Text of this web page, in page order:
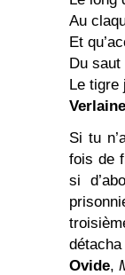
Au
Et
Du saut
Le tigre
Verlaine
Si tu
fois de
si
Ovide,